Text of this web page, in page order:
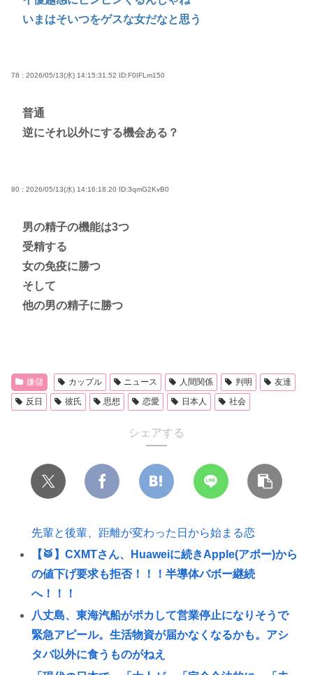
いまはそいつをゲスな女だなと思う
78 : 2026/05/13(水) 14:15:31.52 ID:F0IFLm150
普通
逆にそれ以外にする機会ある？
80 : 2026/05/13(水) 14:16:18.20 ID:3qmG2KvB0
男の精子の機能は3つ
受精する
女の免疫に勝つ
そして
他の男の精子に勝つ
嫌儲 カップル ニュース 人間関係 判明
友達
反日
彼氏 思想 恋愛 日本人 社会
シェアする
先輩と後輩、距離が変わった日から始まる恋
【🥁】CXMTさん、Huaweiに続きApple(アポー)から
の値下げ要求も拒否！！！半導体バボー継続
へ！！！
八丈島、東海汽船がポカして営業停止になりそうで
緊急アピール。生活物資が届かなくなるかも。アシ
タバ以外に食うものがねえ